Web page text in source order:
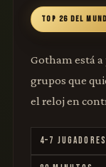
TOP 26 DEL
Gotham está a
grupos que
el reloj en
4–7 JUGADORES